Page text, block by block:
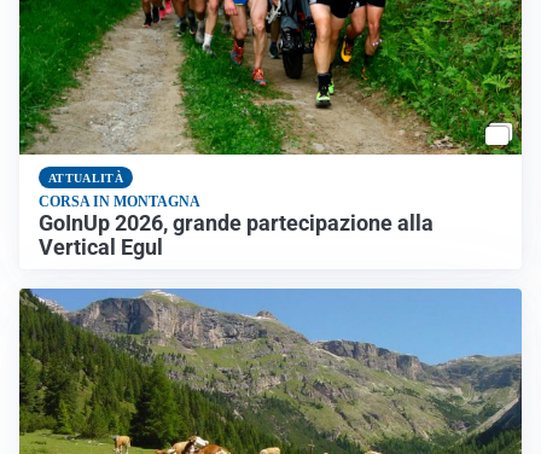
ATTUALITÀ
CORSA IN MONTAGNA
GoInUp 2026, grande partecipazione alla
Vertical Egul